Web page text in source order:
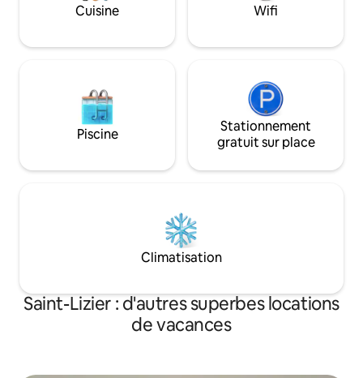
Cuisine Wifi
Piscine
Stationnement
gratuit sur place
Climatisation
Saint-Lizier : d'autres superbes locations
de vacances